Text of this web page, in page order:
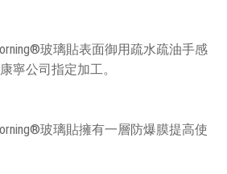
玻璃貼表面御用疏水疏油手感
寧公司指定加工。
玻璃貼擁有一層防爆膜提高使